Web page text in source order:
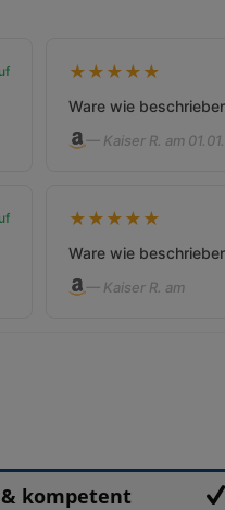
★ ★ ★ ★ ★
Ware wie
— Kaiser R. am
★ ★ ★ ★ ★
Ware wie
— Kaiser R. am
kompetent